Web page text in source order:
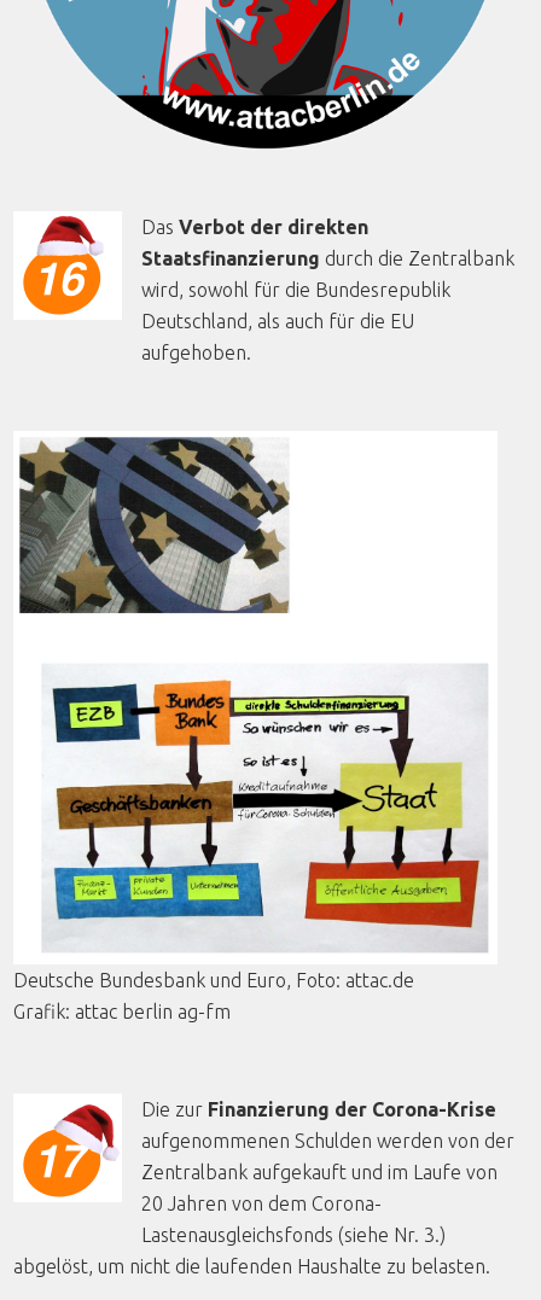
DasVerbot der direkten
Staatsfinanzierung durch die Zentralbank
wird, sowohl für die Bundesrepublik
Deutschland, als auch für die EU
aufgehoben.
Deutsche Bundesbank und Euro, Foto: attac.de
Grafik: attac berlin ag-fm
Die zur Finanzierung der Corona-Krise
aufgenommenen Schulden werden von der
Zentralbank aufgekauft und im Laufe von
20 Jahren von dem Corona-
Lastenausgleichsfonds (siehe Nr. 3.)
abgelöst, um nicht die laufenden Haushalte zu belasten.